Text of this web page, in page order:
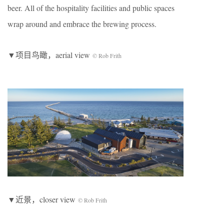
beer. All of the hospitality facilities and public spaces
wrap around and embrace the brewing process.
▼项目鸟瞰，aerial view © Rob Frith
▼近景，closer view © Rob Frith